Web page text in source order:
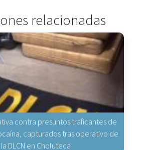
relacionadas
contra presuntos traficantes de
capturados tras operativo de
la DLCN en Choluteca